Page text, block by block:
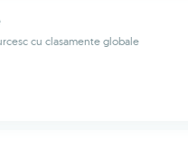
cu clasamente globale